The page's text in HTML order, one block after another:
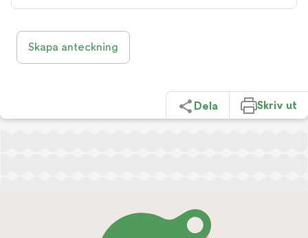
Skapa anteckning
Dela Skriv ut